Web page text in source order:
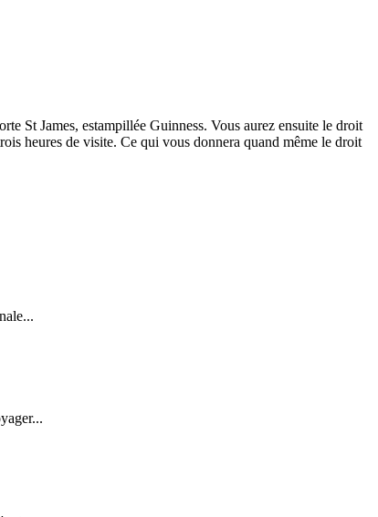
St James, estampillée Guinness. Vous aurez ensuite le droit
heures de visite. Ce qui vous donnera quand même le droit